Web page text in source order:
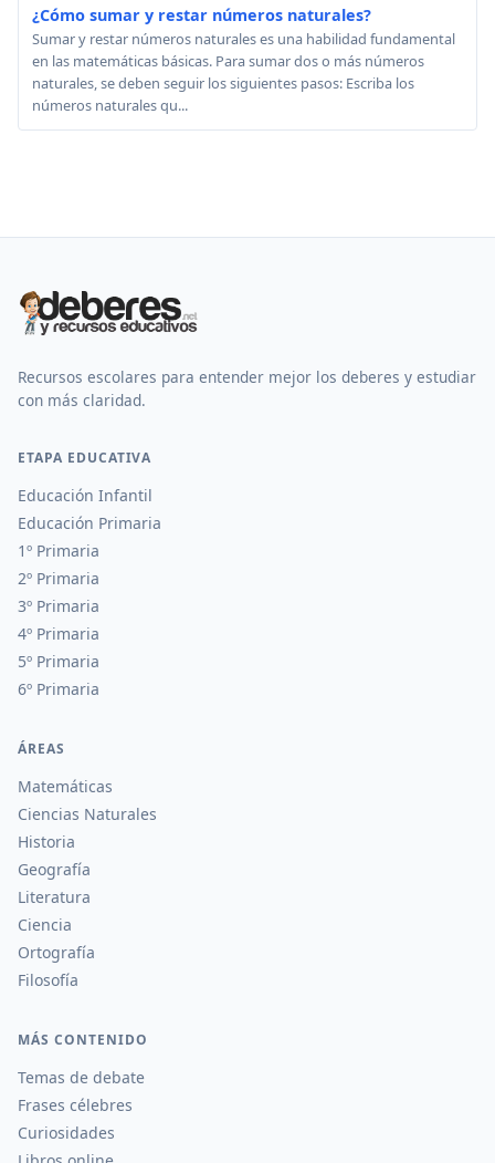
¿Cómo sumar y restar números naturales?
Sumar y restar números naturales es una habilidad fundamental
en las matemáticas básicas. Para sumar dos o más números
naturales, se deben seguir los siguientes pasos: Escriba los
números naturales qu...
Recursos escolares para entender mejor los deberes y estudiar
con más claridad.
ETAPA EDUCATIVA
Educación Infantil
Educación Primaria
1º Primaria
2º Primaria
3º Primaria
4º Primaria
5º Primaria
6º Primaria
ÁREAS
Matemáticas
Ciencias Naturales
Historia
Geografía
Literatura
Ciencia
Ortografía
Filosofía
MÁS CONTENIDO
Temas de debate
Frases célebres
Curiosidades